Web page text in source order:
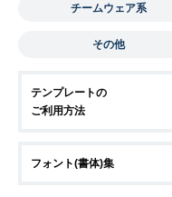
チームウェア系
その他
テンプレートの
ご利用方法
フォント(書体)集